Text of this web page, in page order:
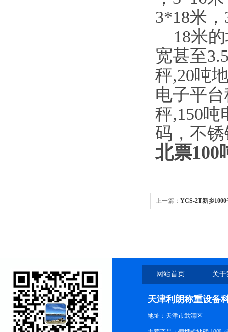
3*18米
18米的
宽甚至
秤,20吨
电子平
秤,150吨
码，不
北票100
上一篇： YCS-2T新乡
网站首页 关
天津利朗称重设备
地址：天津市武清区